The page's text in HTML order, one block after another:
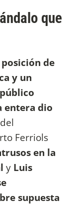
que
de
y un
entera dio
Ferriols
en la
y Luis
supuesta